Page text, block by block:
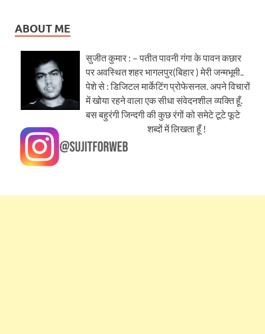
ABOUT ME
सुजीत कुमार : – पतीत पावनी गंगा के पावन कछार
पर अवस्थित शहर भागलपुर(बिहार ) मेरी जन्मभूमी..
पेशे से : डिजिटल मार्केटिंग प्रोफेसनल. अपने विचारों
में खोया रहने वाला एक सीधा संवेदनशील व्यक्ति हूँ.
बस बहुरंगी जिन्दगी की कुछ रंगों को समेटे टूटे फूटे
शब्दों में लिखता हूँ !